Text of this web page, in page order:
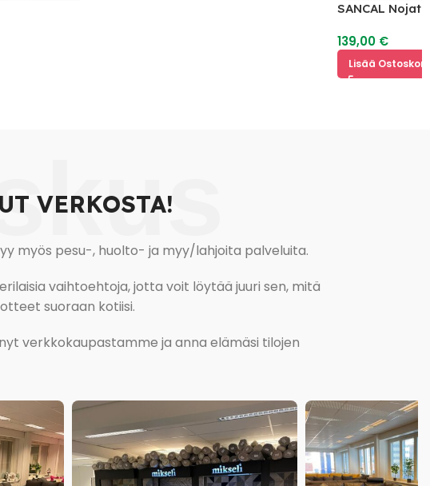
SANCAL Nojatuoli
139,00€
Lisää Ostoskoriin
VERKOSTA!
myös pesu-, huolto- ja myy/lahjoita palveluita.
vaihtoehtoja, jotta voit löytää juuri sen, mitä
suoraan kotiisi.
verkkokaupastamme ja anna elämäsi tilojen